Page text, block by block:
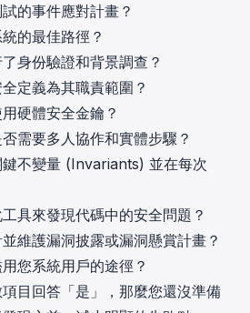
的事件應對計畫？
的最佳路徑？
身份驗證和背景調查？
定義為其職責範圍？
硬體安全金鑰？
需要多人協作和實體步驟？
不變量 (Invariants) 並在每次
具來發現代碼中的安全問題？
維護漏洞披露或漏洞懸賞計畫？
您系統用戶的途徑？
目回答「是」，那麼您還沒準備